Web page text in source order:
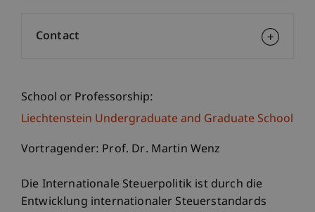
School or Professorship:
Liechtenstein Undergraduate and Graduate School
Vortragender: Prof. Dr. Martin Wenz
Die Internationale Steuerpolitik ist durch die
Entwicklung internationaler Steuerstandards
Contact